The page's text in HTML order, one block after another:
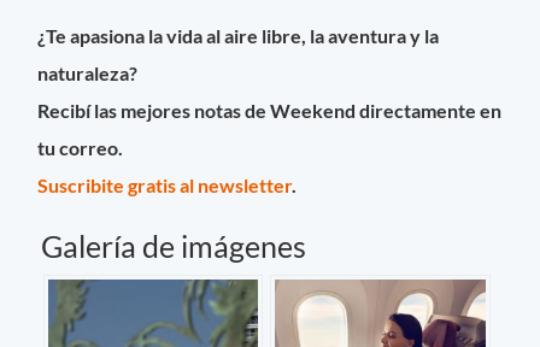
¿Te apasiona la vida al aire libre, la aventura y la
naturaleza?
Recibí las mejores notas de Weekend directamente en
tu correo.
Suscribite gratis al newsletter.
Galería de imágenes